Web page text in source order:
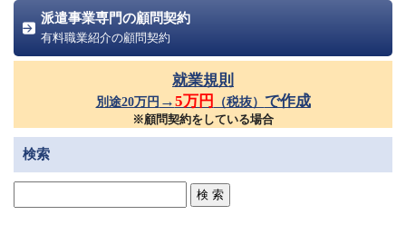
派遣事業専門の顧問契約
有料職業紹介の顧問契約
就業規則
別途20万円 →5万円 （税抜） で作成
※顧問契約をしている場合
検索